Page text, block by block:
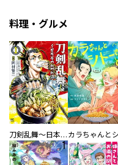
料理・グルメ
刀剣乱舞～日本号つれづれ酒～